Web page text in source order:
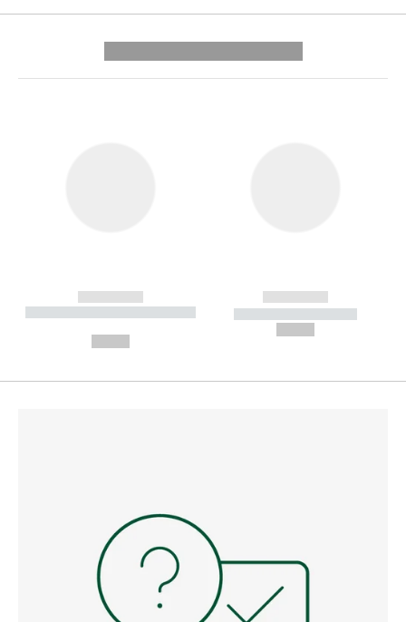
------------
----------- ----------- --------
------------
----------- -----------